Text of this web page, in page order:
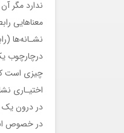
ندارد مگر
معناهایی
نشـانه‌ها
درچارچوب
چیزی است
اختیـاری
در درون یک